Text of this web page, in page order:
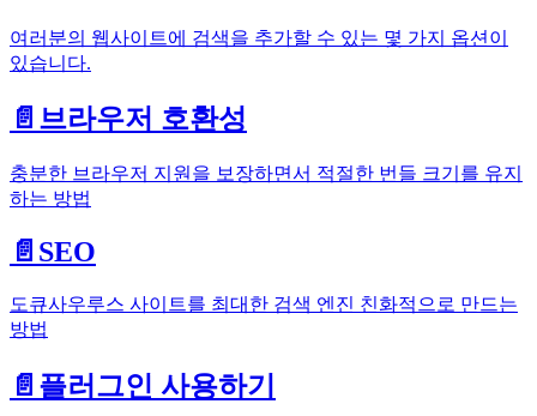
여러분의 웹사이트에 검색을 추가할 수 있는 몇 가지 옵션이
있습니다.
📄️ 브라우저 호환성
충분한 브라우저 지원을 보장하면서 적절한 번들 크기를 유지
하는 방법
📄️ SEO
도큐사우루스 사이트를 최대한 검색 엔진 친화적으로 만드는
방법
📄️ 플러그인 사용하기